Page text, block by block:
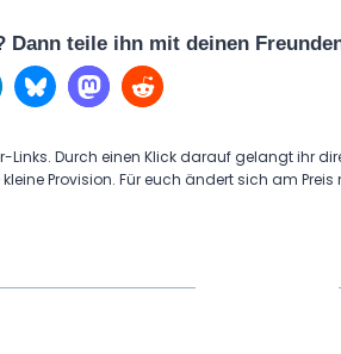
teile ihn mit deinen
Links. Durch einen Klick darauf gelangt ihr
Provision. Für euch ändert sich am